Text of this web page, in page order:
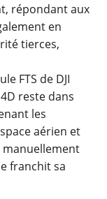
répondant aux
en
tierces,
FTS de DJI
reste dans
les
aérien et
manuellement
franchit sa